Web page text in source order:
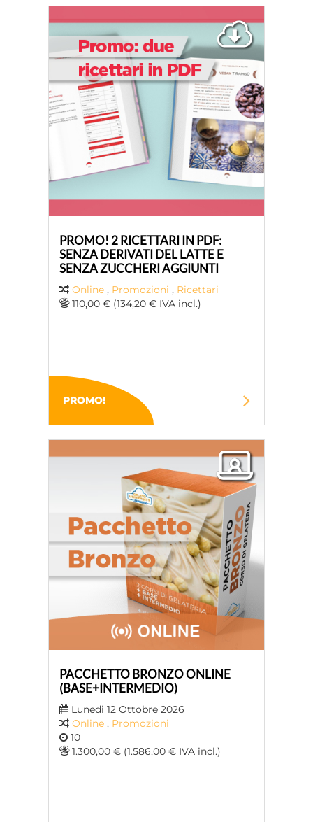
PROMO! 2 RICETTARI IN PDF:
SENZA DERIVATI ​​DEL LATTE E
SENZA ZUCCHERI AGGIUNTI
Online , Promozioni , Ricettari
110,00 € (134,20 € IVA incl.)
PROMO!
PACCHETTO BRONZO ONLINE
(BASE+INTERMEDIO)
Lunedi 12 Ottobre 2026
Online , Promozioni
10
1.300,00 € (1.586,00 € IVA incl.)